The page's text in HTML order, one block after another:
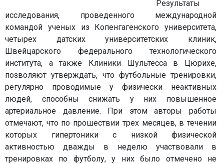
Результаты
исследования, проведенного международной
командой ученых из Копенгагенского университета,
четырех датских университетских клиник,
Швейцарского федерального технологического
института, а также Клиники Шультесса в Цюрихе,
позволяют утверждать, что футбольные тренировки,
регулярно проводимые у физически неактивных
людей, способны снижать у них повышенное
артериальное давление. При этом авторы работы
отмечают, что по прошествии трех месяцев, в течении
которых гипертоники с низкой физической
активностью дважды в неделю участвовали в
тренировках по футболу, у них было отмечено не